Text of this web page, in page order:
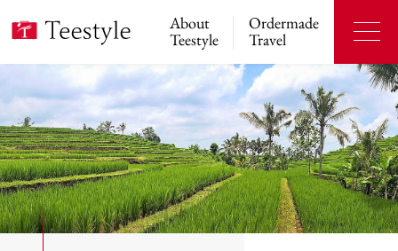
About
Teestyle
Ordermade
Travel